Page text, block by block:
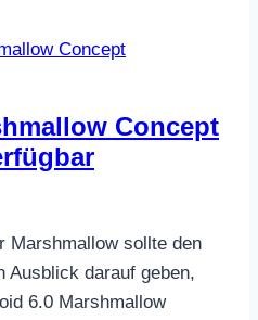
Concept
Marshmallow sollte den
Ausblick darauf geben,
6.0 Marshmallow